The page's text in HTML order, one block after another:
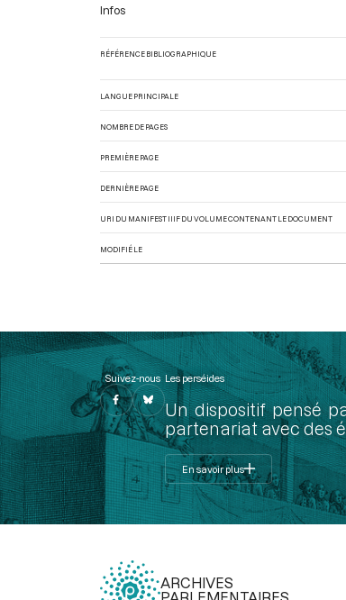
Infos
RÉFÉRENCE BIBLIOGRAPHIQUE
LANGUE PRINCIPALE
NOMBRE DE PAGES
PREMIÈRE PAGE
DERNIÈRE PAGE
URI DU MANIFEST IIIF DU VOLUME CONTENANT LE DOCUMENT
MODIFIÉ LE
Suivez-nous Les perséides
Un dispositif pensé
partenariat avec des
En savoir plus
ARCHIVES